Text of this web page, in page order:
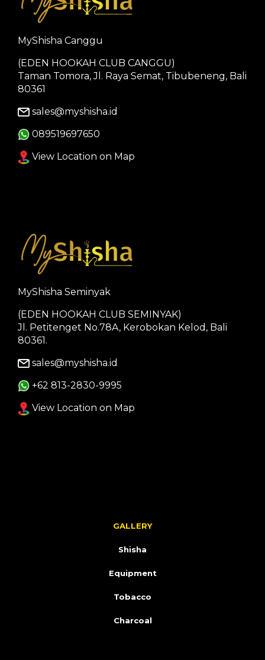
MyShisha Canggu
(EDEN HOOKAH CLUB CANGGU)
Taman Tomora, Jl. Raya Semat, Tibubeneng, Bali
80361
sales@myshisha.id
089519697650
View Location on Map
MyShisha Seminyak
(EDEN HOOKAH CLUB SEMINYAK)
Jl. Petitenget No.78A, Kerobokan Kelod, Bali
80361.
sales@myshisha.id
+62 813-2830-9995
View Location on Map
GALLERY
Shisha
Equipment
Tobacco
Charcoal